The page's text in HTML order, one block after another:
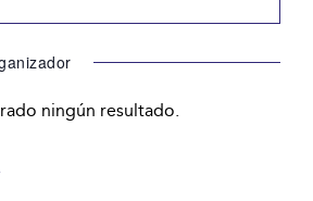
ningún resultado.